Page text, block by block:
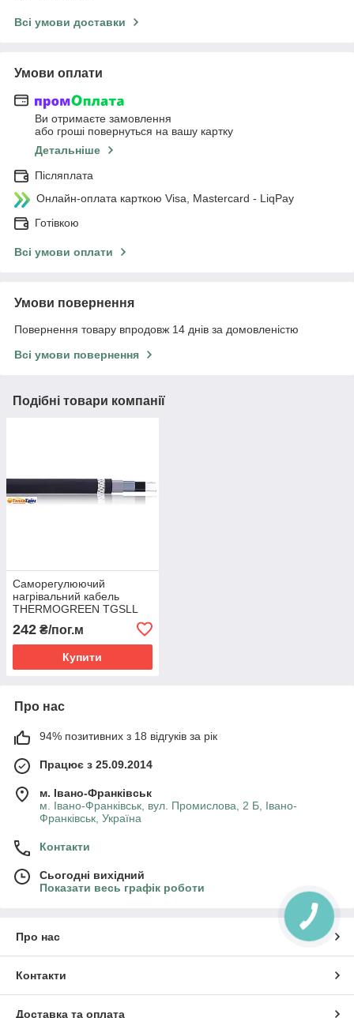
Всі умови доставки
Умови оплати
Ви отримаєте замовлення
або гроші повернуться на вашу картку
Детальніше
Післяплата
Онлайн-оплата карткою Visa, Mastercard - LiqPay
Готівкою
Всі умови оплати
Умови повернення
Повернення товару впродовж 14 днів за домовленістю
Всі умови повернення
Подібні товари компанії
Саморегулюючий
нагрівальний кабель
THERMOGREEN TGSLL
242 ₴/пог.м
Купити
Про нас
94% позитивних з 18 відгуків за рік
Працює з 25.09.2014
м. Івано-Франківськ
м. Івано-Франківськ, вул. Промислова, 2 Б, Івано-
Франківськ, Україна
Контакти
Сьогодні вихідний
Показати весь графік роботи
Про нас
Контакти
Доставка та оплата
КНОПКА
ЗВ'ЯЗКУ